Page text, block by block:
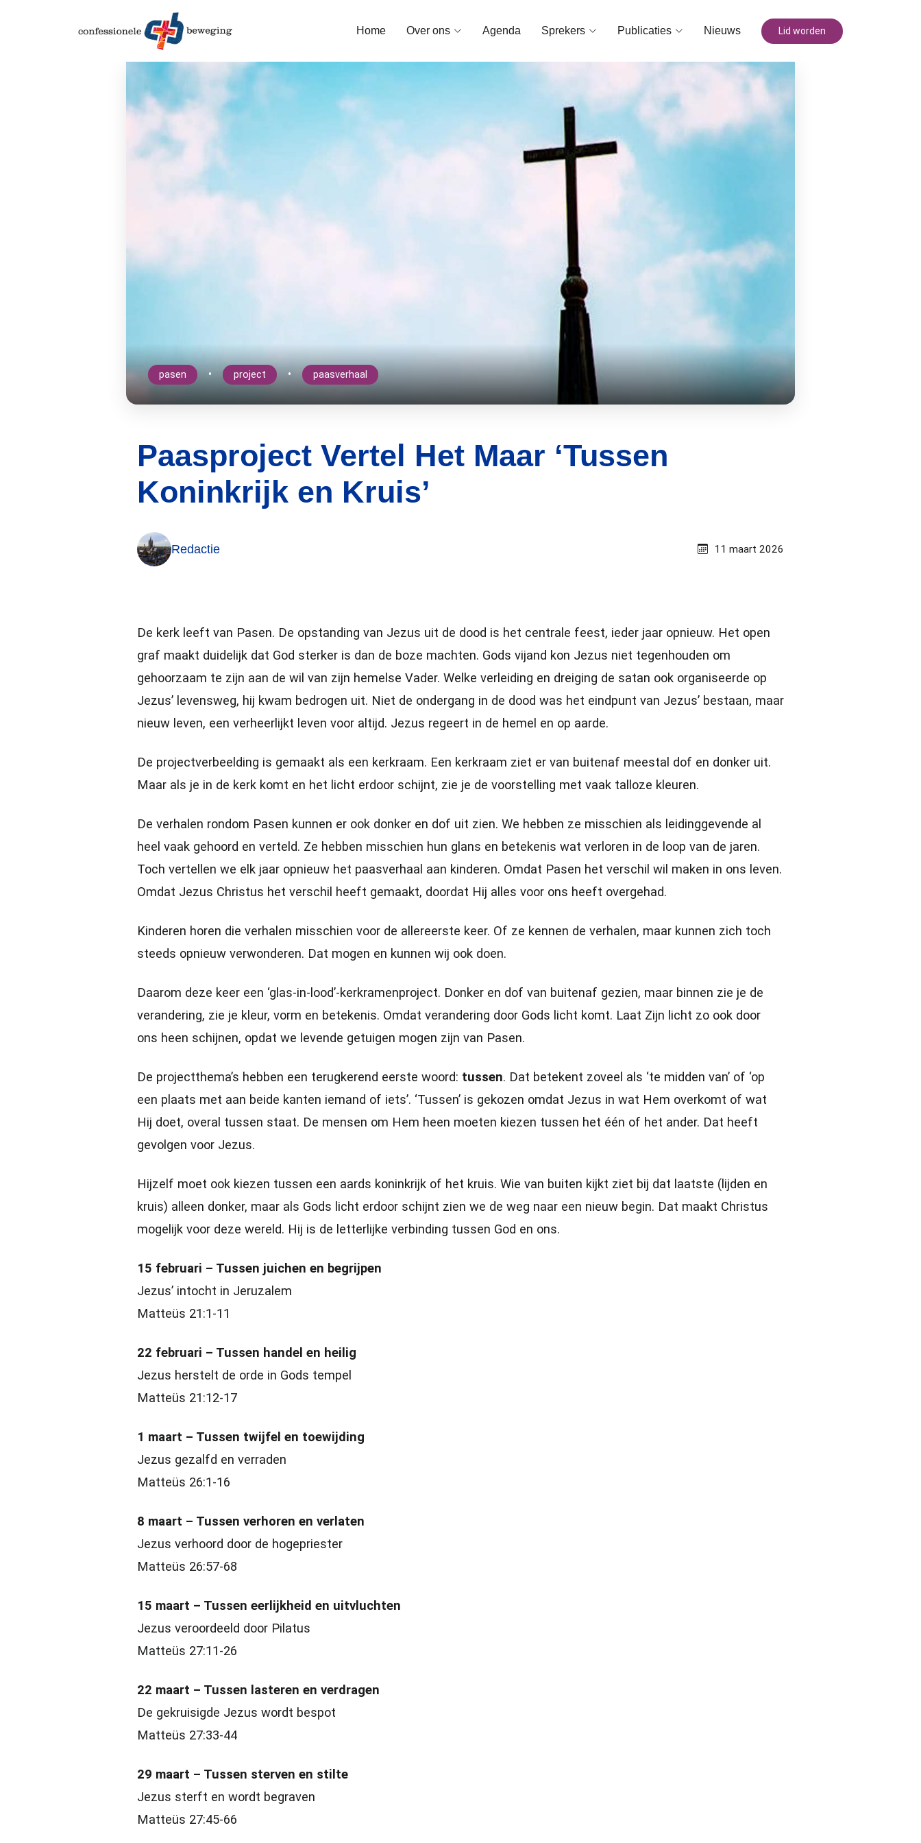
Home Over ons Agenda Sprekers Publicaties Nieuws Lid worden
pasen • project • paasverhaal
Paasproject Vertel Het Maar ‘Tussen
Koninkrijk en Kruis’
Redactie 11 maart 2026
De kerk leeft van Pasen. De opstanding van Jezus uit de dood is het centrale feest, ieder jaar opnieuw. Het open
graf maakt duidelijk dat God sterker is dan de boze machten. Gods vijand kon Jezus niet tegenhouden om
gehoorzaam te zijn aan de wil van zijn hemelse Vader. Welke verleiding en dreiging de satan ook organiseerde op
Jezus’ levensweg, hij kwam bedrogen uit. Niet de ondergang in de dood was het eindpunt van Jezus’ bestaan, maar
nieuw leven, een verheerlijkt leven voor altijd. Jezus regeert in de hemel en op aarde.
De projectverbeelding is gemaakt als een kerkraam. Een kerkraam ziet er van buitenaf meestal dof en donker uit.
Maar als je in de kerk komt en het licht erdoor schijnt, zie je de voorstelling met vaak talloze kleuren.
De verhalen rondom Pasen kunnen er ook donker en dof uit zien. We hebben ze misschien als leidinggevende al
heel vaak gehoord en verteld. Ze hebben misschien hun glans en betekenis wat verloren in de loop van de jaren.
Toch vertellen we elk jaar opnieuw het paasverhaal aan kinderen. Omdat Pasen het verschil wil maken in ons leven.
Omdat Jezus Christus het verschil heeft gemaakt, doordat Hij alles voor ons heeft overgehad.
Kinderen horen die verhalen misschien voor de allereerste keer. Of ze kennen de verhalen, maar kunnen zich toch
steeds opnieuw verwonderen. Dat mogen en kunnen wij ook doen.
Daarom deze keer een ‘glas-in-lood’-kerkramenproject. Donker en dof van buitenaf gezien, maar binnen zie je de
verandering, zie je kleur, vorm en betekenis. Omdat verandering door Gods licht komt. Laat Zijn licht zo ook door
ons heen schijnen, opdat we levende getuigen mogen zijn van Pasen.
De projectthema’s hebben een terugkerend eerste woord: tussen. Dat betekent zoveel als ‘te midden van’ of ‘op
een plaats met aan beide kanten iemand of iets’. ‘Tussen’ is gekozen omdat Jezus in wat Hem overkomt of wat
Hij doet, overal tussen staat. De mensen om Hem heen moeten kiezen tussen het één of het ander. Dat heeft
gevolgen voor Jezus.
Hijzelf moet ook kiezen tussen een aards koninkrijk of het kruis. Wie van buiten kijkt ziet bij dat laatste (lijden en
kruis) alleen donker, maar als Gods licht erdoor schijnt zien we de weg naar een nieuw begin. Dat maakt Christus
mogelijk voor deze wereld. Hij is de letterlijke verbinding tussen God en ons.
15 februari – Tussen juichen en begrijpen
Jezus’ intocht in Jeruzalem
Matteüs 21:1-11
22 februari – Tussen handel en heilig
Jezus herstelt de orde in Gods tempel
Matteüs 21:12-17
1 maart – Tussen twijfel en toewijding
Jezus gezalfd en verraden
Matteüs 26:1-16
8 maart – Tussen verhoren en verlaten
Jezus verhoord door de hogepriester
Matteüs 26:57-68
15 maart – Tussen eerlijkheid en uitvluchten
Jezus veroordeeld door Pilatus
Matteüs 27:11-26
22 maart – Tussen lasteren en verdragen
De gekruisigde Jezus wordt bespot
Matteüs 27:33-44
29 maart – Tussen sterven en stilte
Jezus sterft en wordt begraven
Matteüs 27:45-66